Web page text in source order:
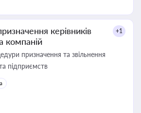
керівників
компаній
+1
призначення та звільнення
підприємств